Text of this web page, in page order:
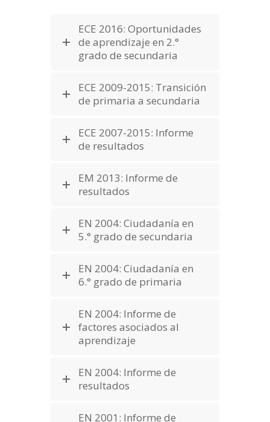
ECE 2016: Oportunidades
de aprendizaje en 2.°
grado de secundaria
ECE 2009-2015: Transición
de primaria a secundaria
ECE 2007-2015: Informe
de resultados
EM 2013: Informe de
resultados
EN 2004: Ciudadanía en
5.° grado de secundaria
EN 2004: Ciudadanía en
6.° grado de primaria
EN 2004: Informe de
factores asociados al
aprendizaje
EN 2004: Informe de
resultados
EN 2001: Informe de